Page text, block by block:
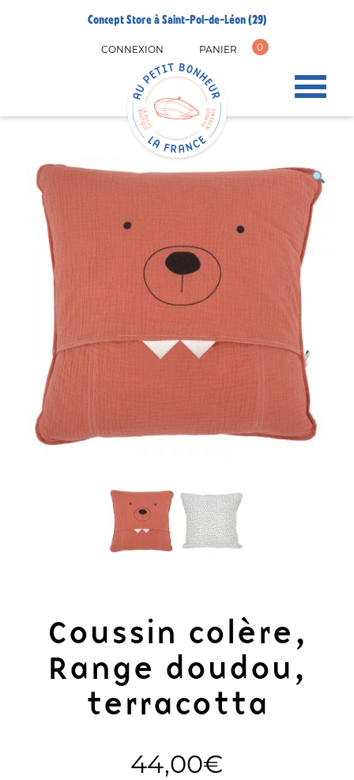
Concept Store à Saint-Pol-de-Léon (29)
CONNEXION PANIER 0
Coussin colère,
Range doudou,
terracotta
44,00€